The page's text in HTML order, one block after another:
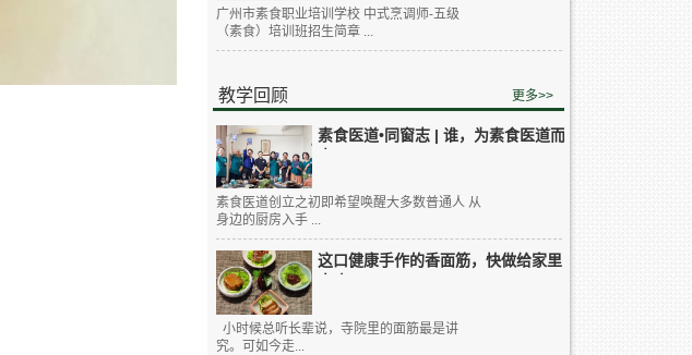
广州市素食职业培训学校 中式烹调师-五级
（素食）培训班招生简章 ...
教学回顾 更多>>
素食医道•同窗志 | 谁，为素食医道而
素食医道创立之初即希望唤醒大多数普通人 从
身边的厨房入手 ...
这口健康手作的香面筋，快做给家里
小时候总听长辈说，寺院里的面筋最是讲
究。可如今走...